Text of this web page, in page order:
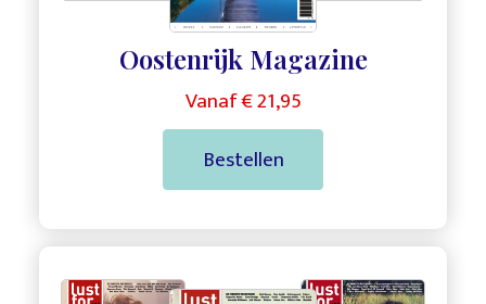
Oostenrijk Magazine
Vanaf € 21,95
Bestellen
,,